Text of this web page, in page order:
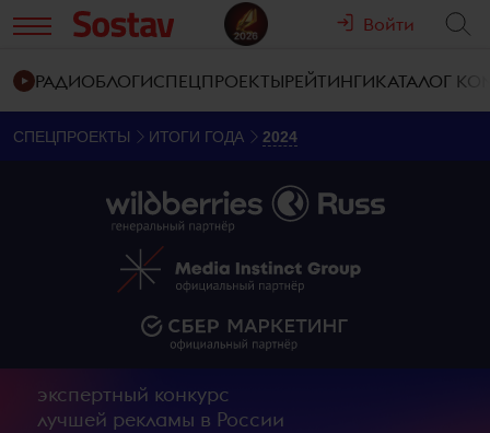
Войти
РАДИОБЛОГИСПЕЦПРОЕКТЫРЕЙТИНГИКАТАЛОГ
СПЕЦПРОЕКТЫ ИТОГИ ГОДА 2024
экспертный конкурс
лучшей рекламы в России